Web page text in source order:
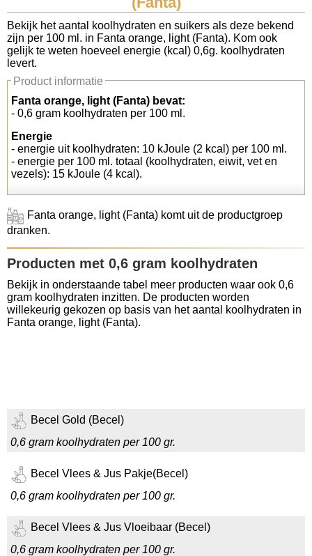
Koolhydraten tellen
Links
Bekijk het aantal koolhydraten en suikers als deze bekend
zijn per 100 ml. in Fanta orange, light (Fanta). Kom ook
gelijk te weten hoeveel energie (kcal) 0,6g. koolhydraten
levert.
Product informatie
Fanta orange, light (Fanta) bevat:
- 0,6 gram koolhydraten per 100 ml.
Energie
- energie uit koolhydraten: 10 kJoule (2 kcal) per 100 ml.
- energie per 100 ml. totaal (koolhydraten, eiwit, vet en
vezels): 15 kJoule (4 kcal).
Fanta orange, light (Fanta) komt uit de productgroep
dranken.
Producten met 0,6 gram koolhydraten
Bekijk in onderstaande tabel meer producten waar ook 0,6
gram koolhydraten inzitten. De producten worden
willekeurig gekozen op basis van het aantal koolhydraten in
Fanta orange, light (Fanta).
Becel Gold (Becel)
0,6 gram koolhydraten per 100 gr.
Becel Vlees & Jus Pakje(Becel)
0,6 gram koolhydraten per 100 gr.
Becel Vlees & Jus Vloeibaar (Becel)
0,6 gram koolhydraten per 100 gr.